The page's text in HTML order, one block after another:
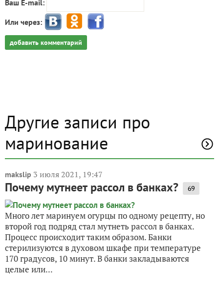
Ваш E-mail:
Или через:
добавить комментарий
Другие записи про
маринование
makslip 3 июля 2021, 19:47
Почему мутнеет рассол в банках? 69
Много лет маринуем огурцы по одному рецепту, но
второй год подряд стал мутнеть рассол в банках.
Процесс происходит таким образом. Банки
стерилизуются в духовом шкафе при температуре
170 градусов, 10 минут. В банки закладываются
целые или...